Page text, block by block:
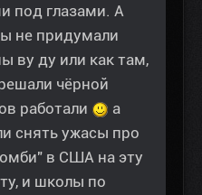
под глазами. А
не придумали
ву ду или как там,
чёрной
работали
а
снять ужасы про
в США на эту
и школы по